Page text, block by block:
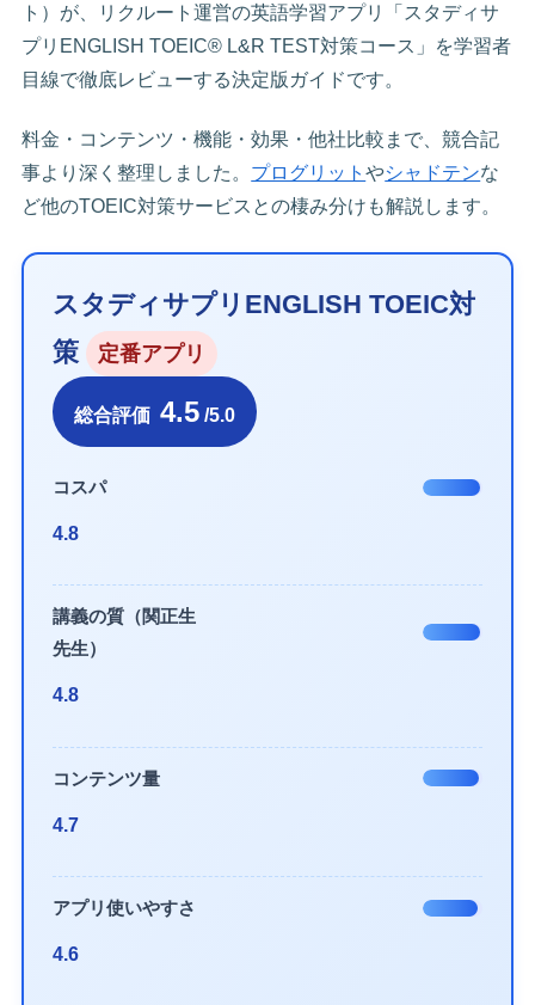
ト）が、リクルート運営の英語学習アプリ「スタディサ
プリENGLISH TOEIC® L&R TEST対策コース」を学習者
目線で徹底レビューする決定版ガイドです。
料金・コンテンツ・機能・効果・他社比較まで、競合記
事より深く整理しました。 プログリットやシャドテンな
ど他のTOEIC対策サービスとの棲み分けも解説します。
スタディサプリENGLISH TOEIC対
策
定番アプリ
総合評価 4.5 /5.0
コスパ
4.8
講義の質（関正生
先生）
4.8
コンテンツ量
4.7
アプリ使いやすさ
4.6